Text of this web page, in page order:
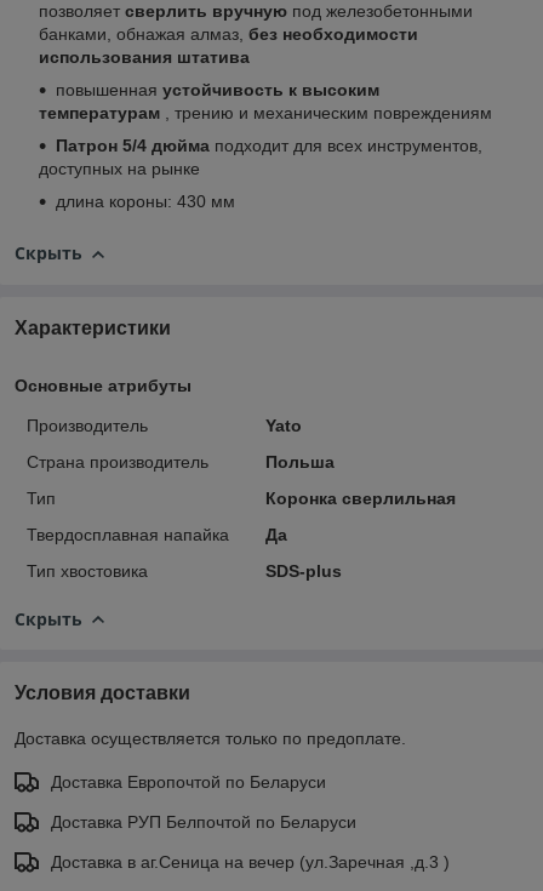
позволяет сверлить вручную под железобетонными
банками, обнажая алмаз, без необходимости
использования штатива
повышенная устойчивость к высоким
температурам , трению и механическим повреждениям
Патрон 5/4 дюйма подходит для всех инструментов,
доступных на рынке
длина короны: 430 мм
Скрыть
Характеристики
Основные атрибуты
Производитель
Yato
Страна производитель
Польша
Тип
Коронка сверлильная
Твердосплавная напайка
Да
Тип хвостовика
SDS-plus
Скрыть
Условия доставки
Доставка осуществляется только по предоплате.
Доставка Европочтой по Беларуси
Доставка РУП Белпочтой по Беларуси
Доставка в аг.Сеница на вечер (ул.Заречная ,д.3 )